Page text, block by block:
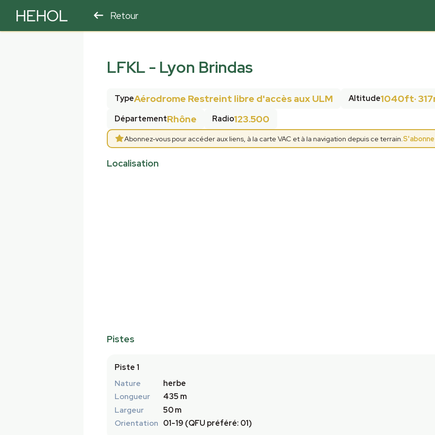
HEHOL Retour
LFKL - Lyon Brindas
TypeAérodrome Restreint libre d'accès aux ULM Altitude1040ft·
DépartementRhône Radio123.500
Abonnez-vous pour accéder aux liens, à la carte VAC et à la navigation depuis ce terrain.
Localisation
Pistes
Piste 1
Nature
herbe
Longueur
435 m
Largeur
50 m
Orientation 01-19 (QFU préféré: 01)